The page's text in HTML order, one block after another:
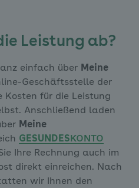
Leistung ab?
einfach über Meine
Geschäftsstelle der
Kosten für die Leistung
Anschließend laden
Meine
GESUNDESKONTO
Ihre Rechnung auch im
direkt einreichen. Nach
wir Ihnen den